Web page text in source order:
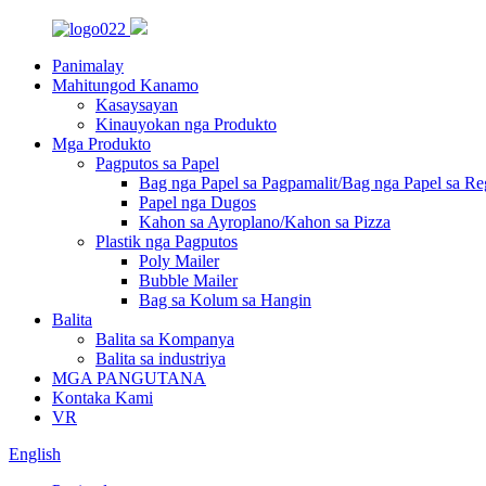
Panimalay
Mahitungod Kanamo
Kasaysayan
Kinauyokan nga Produkto
Mga Produkto
Pagputos sa Papel
Bag nga Papel sa Pagpamalit/Bag nga Papel sa
Papel nga Dugos
Kahon sa Ayroplano/Kahon sa Pizza
Plastik nga Pagputos
Poly Mailer
Bubble Mailer
Bag sa Kolum sa Hangin
Balita
Balita sa Kompanya
Balita sa industriya
MGA PANGUTANA
Kontaka Kami
VR
English